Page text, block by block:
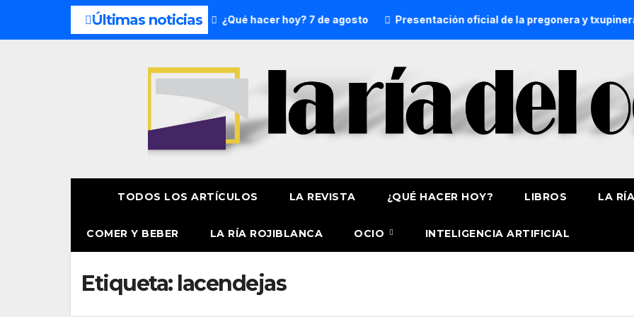
Últimas noticias
del fin de semana: 8 y 9 de agosto ¿Qué hacer hoy? 7 de agosto Presentación oficial de la pregonera y txupinera
TODOS LOS ARTÍCULOS LA REVISTA ¿QUÉ HACER HOY? LIBROS LA
COMER Y BEBER LA RÍA ROJIBLANCA OCIO INTELIGENCIA ARTIFICIAL
Etiqueta: lacendejas